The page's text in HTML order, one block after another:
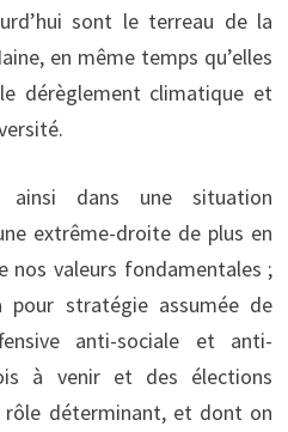
sont le terreau de la
en même temps qu’elles
dérèglement climatique et
ainsi dans une situation
extrême-droite de plus en
nos valeurs fondamentales ;
stratégie assumée de
anti-sociale et anti-
à venir et des élections
déterminant, et dont on